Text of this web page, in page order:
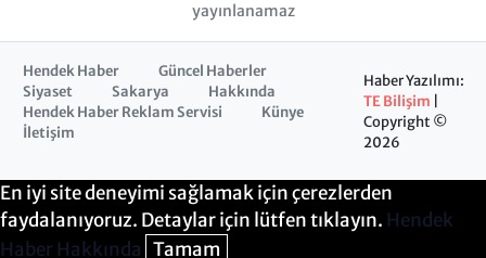
yayınlanamaz
Hendek Haber
Güncel Haberler
Siyaset
Sakarya
Hakkında
Hendek Haber Reklam Servisi
Künye
İletişim
Haber Yazılımı:
TE Bilişim
Copyright ©
2026
En iyi site deneyimi sağlamak için çerezlerden
faydalanıyoruz. Detaylar için lütfen tıklayın. Hendek
Haber Hakkında Tamam